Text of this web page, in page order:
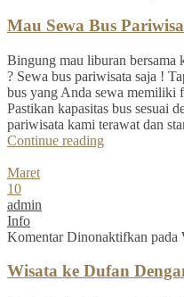
Mau Sewa Bus
Bingung mau liburan bersama
? Sewa bus pariwisata saja !
bus yang Anda sewa memiliki
Pastikan kapasitas bus sesuai
pariwisata kami terawat dan
Continue reading
Maret
10
admin
Info
Komentar Dinonaktifkan pada
Wisata ke Dufan